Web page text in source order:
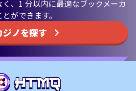
、1 分以内に最適なブックメーカ
ができます。
ジノを探す